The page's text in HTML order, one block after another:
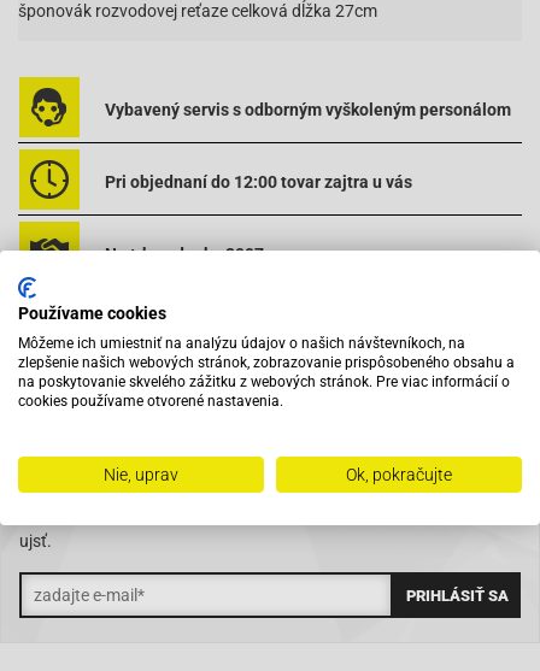
šponovák rozvodovej reťaze celková dĺžka 27cm
Vybavený servis s odborným vyškoleným personálom
Pri objednaní do 12:00 tovar zajtra u vás
Na trhu od roku 2007
ZĽAVY, AKCIE, NOVINKY?
ujsť.
Používame cookies
Môžeme ich umiestniť na analýzu údajov o našich návštevníkoch, na
zlepšenie našich webových stránok, zobrazovanie prispôsobeného obsahu a
na poskytovanie skvelého zážitku z webových stránok. Pre viac informácií o
cookies používame otvorené nastavenia.
Nie, uprav Ok, pokračujte